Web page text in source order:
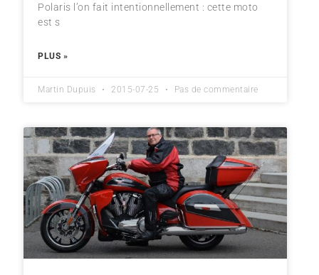
Polaris l’on fait intentionnellement : cette moto
est s
PLUS »
Martin Dupuis 2015-07-25 Pas de commentaire